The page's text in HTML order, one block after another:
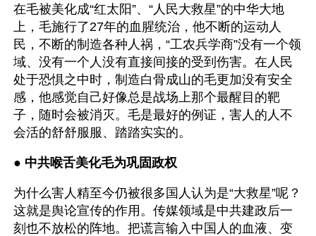
在毛被美化成“红太阳”、“人民大救星”的中华大地
上，毛施行了27年的血腥统治，他不断的运动人
民，不断的制造各种人祸，“工农兵学商”没有一个领
域、没有一个人没有直接间接的受到伤害。在人民
处于恐惧之中时，制造白骨成山的毛更加没有安全
感，他感觉自己好像总是战场上那个最醒目的靶
子，随时会被消灭。毛是最好的例证，害人的人不
会活的舒舒服服、踏踏实实的。
● 中共喉舌美化毛为巩固政权
为什么害人精至今仍被很多国人认为是“大救星”呢？
这就是舆论宣传的作用。传媒领域是中共建政后一
刻也不放松的阵地。把谎言输入中国人的血液、变